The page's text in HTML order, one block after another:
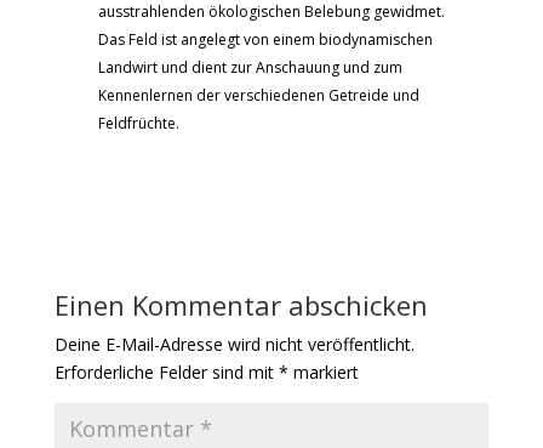
ausstrahlenden ökologischen Belebung gewidmet.
Das Feld ist angelegt von einem biodynamischen
Landwirt und dient zur Anschauung und zum
Kennenlernen der verschiedenen Getreide und
Feldfrüchte.
Einen Kommentar abschicken
Deine E-Mail-Adresse wird nicht veröffentlicht.
Erforderliche Felder sind mit * markiert